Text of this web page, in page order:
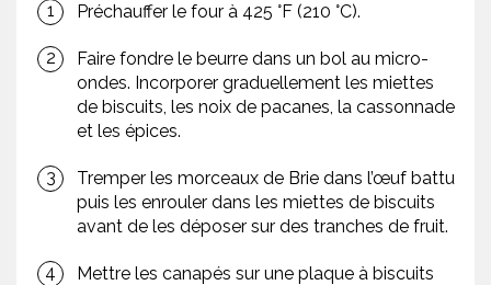
Préchauffer le four à 425 °F (210 °C).
Faire fondre le beurre dans un bol au micro-
ondes. Incorporer graduellement les miettes
de biscuits, les noix de pacanes, la cassonnade
et les épices.
Tremper les morceaux de Brie dans l’œuf battu
puis les enrouler dans les miettes de biscuits
avant de les déposer sur des tranches de fruit.
Mettre les canapés sur une plaque à biscuits